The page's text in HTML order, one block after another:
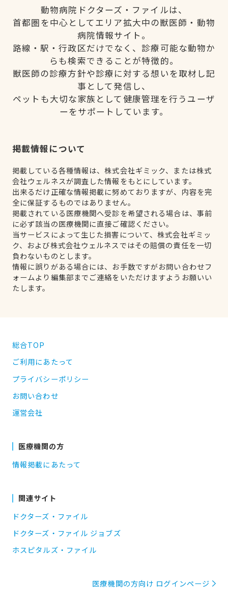
動物病院ドクターズ・ファイルは、
首都圏を中心としてエリア拡大中の獣医師・動物
病院情報サイト。
路線・駅・行政区だけでなく、診療可能な動物か
らも検索できることが特徴的。
獣医師の診療方針や診療に対する想いを取材し記
事として発信し、
ペットも大切な家族として健康管理を行うユーザ
ーをサポートしています。
掲載情報について
掲載している各種情報は、株式会社ギミック、または株式
会社ウェルネスが調査した情報をもとにしています。
出来るだけ正確な情報掲載に努めておりますが、内容を完
全に保証するものではありません。
掲載されている医療機関へ受診を希望される場合は、事前
に必ず該当の医療機関に直接ご確認ください。
当サービスによって生じた損害について、株式会社ギミッ
ク、および株式会社ウェルネスではその賠償の責任を一切
負わないものとします。
情報に誤りがある場合には、お手数ですがお問い合わせフ
ォームより編集部までご連絡をいただけますようお願いい
たします。
総合TOP
ご利用にあたって
プライバシーポリシー
お問い合わせ
運営会社
医療機関の方
情報掲載にあたって
関連サイト
ドクターズ・ファイル
ドクターズ・ファイル ジョブズ
ホスピタルズ・ファイル
医療機関の方向け ログインページ